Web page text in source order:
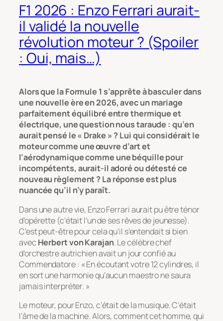
F1 2026 : Enzo Ferrari aurait-
il validé la nouvelle
révolution moteur ? (Spoiler
: Oui, mais…)
Alors que la Formule 1 s’apprête à basculer dans
une nouvelle ère en 2026, avec un mariage
parfaitement équilibré entre thermique et
électrique, une question nous taraude : qu’en
aurait pensé le « Drake » ? Lui qui considérait le
moteur comme une œuvre d’art et
l’aérodynamique comme une béquille pour
incompétents, aurait-il adoré ou détesté ce
nouveau règlement ? La réponse est plus
nuancée qu’il n’y paraît.
Dans une autre vie, Enzo Ferrari aurait pu être ténor
d’opérette (c’était l’un de ses rêves de jeunesse).
C’est peut-être pour cela qu’il s’entendait si bien
avec Herbert von Karajan. Le célèbre chef
d’orchestre autrichien avait un jour confié au
Commendatore : « En écoutant votre 12 cylindres, il
en sort une harmonie qu’aucun maestro ne saura
jamais interpréter. »
Le moteur, pour Enzo, c’était de la musique. C’était
l’âme de la machine. Alors, comment cet homme, qui